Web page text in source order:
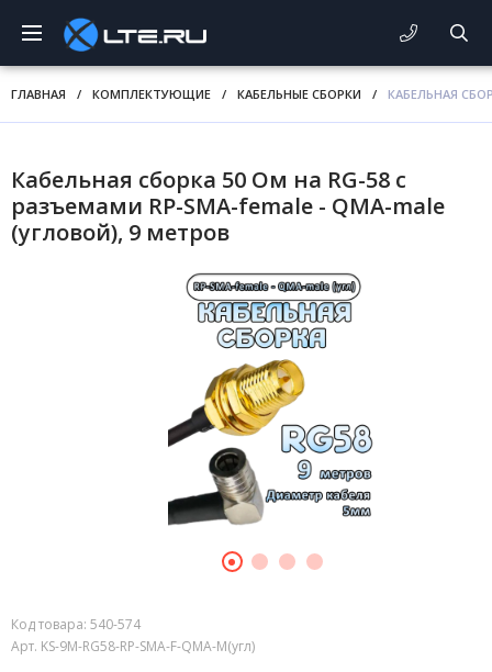
ГЛАВНАЯ / КОМПЛЕКТУЮЩИЕ / КАБЕЛЬНЫЕ СБОРКИ / КАБЕЛЬНАЯ
Кабельная сборка 50 Ом на RG-58 с
разъемами RP-SMA-female - QMA-male
(угловой), 9 метров
Код товара: 540-574
Арт. KS-9M-RG58-RP-SMA-F-QMA-M(угл)